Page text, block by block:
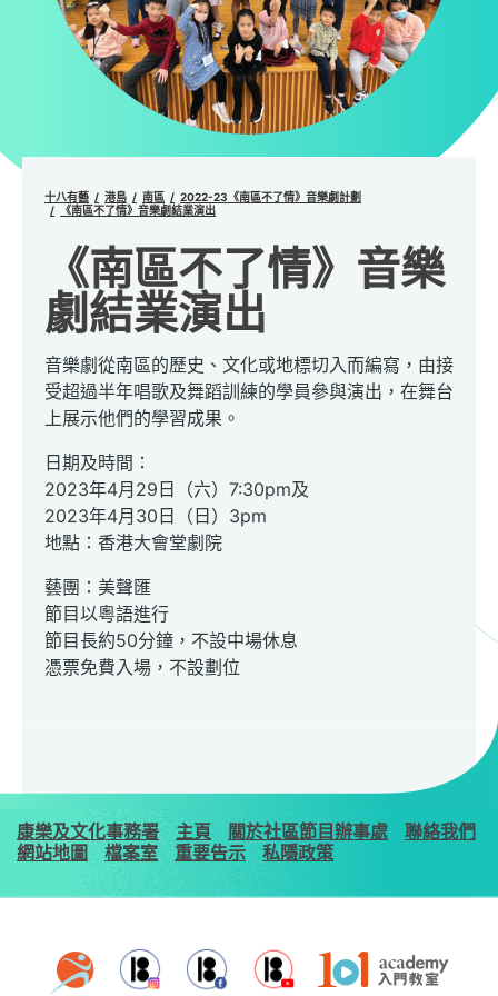
十八有藝 港島 南區
2022-23《南區不了情》音樂劇計劃
《南區不了情》音樂劇結業演出
《南區不了情》音樂
劇結業演出
音樂劇從南區的歷史、文化或地標切入而編寫，由接
受超過半年唱歌及舞蹈訓練的學員參與演出，在舞台
上展示他們的學習成果。
日期及時間：
2023年4月29日（六）7:30pm及
2023年4月30日（日）3pm
地點：香港大會堂劇院
藝團：美聲匯
節目以粵語進行
節目長約50分鐘，不設中場休息
憑票免費入場，不設劃位
康樂及文化事務署 主頁 關於社區節目辦事處
聯絡我們
網站地圖
檔案室 重要告示 私隱政策